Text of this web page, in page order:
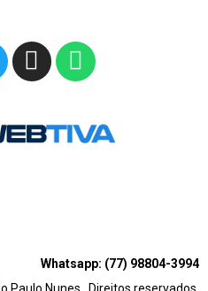
Whatsapp: (77) 98804-3994